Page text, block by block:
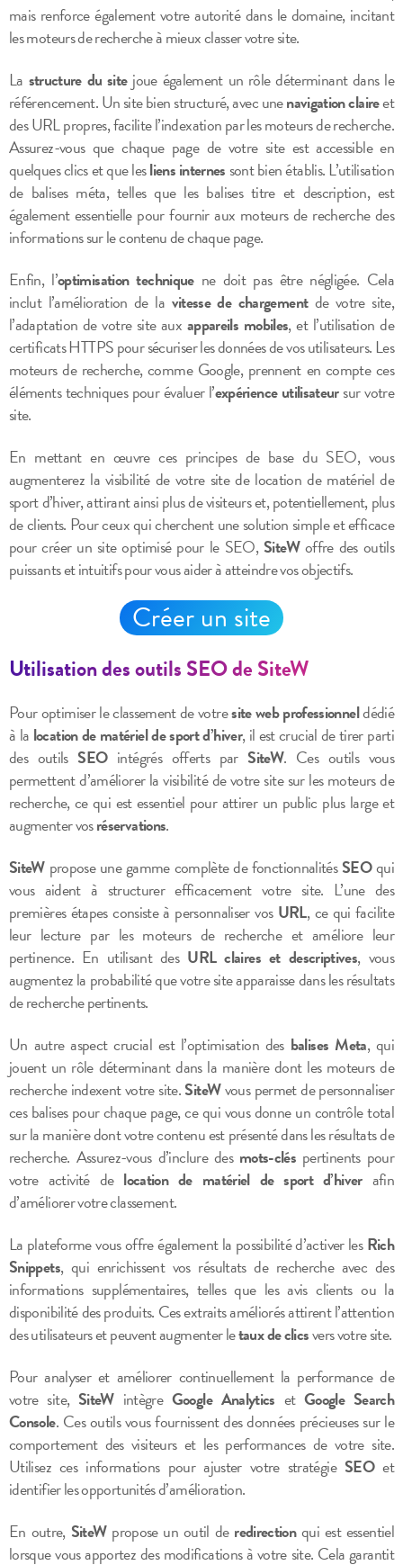
mais renforce également votre autorité dans le domaine, incitant
les moteurs de recherche à mieux classer votre site.
La structure du sitejoue également un rôle déterminant dans le
référencement. Un site bien structuré, avec unenavigation claireet
des URL propres, facilite l’indexation par les moteurs de recherche.
Assurez-vous que chaque page de votre site est accessible en
quelques clics et que lesliens internes sont bien établis. L’utilisation
de balises méta, telles que les balises titre et description, est
également essentielle pour fournir aux moteurs de recherche des
informations sur le contenu de chaque page.
Enfin, l’optimisation techniquene doit pas être négligée. Cela
inclut l’amélioration de la vitesse de chargementde votre site,
l’adaptation de votre site aux appareils mobiles, et l’utilisation de
certificats HTTPS pour sécuriser les données de vos utilisateurs. Les
moteurs de recherche, comme Google, prennent en compte ces
éléments techniques pour évaluer l’expérience utilisateursur votre
site.
En mettant en œuvre ces principes de base du SEO, vous
augmenterez la visibilité de votre site de location de matériel de
sport d’hiver, attirant ainsi plus de visiteurs et, potentiellement, plus
de clients. Pour ceux qui cherchent une solution simple et efficace
pour créer un site optimisé pour le SEO, SiteWoffre des outils
puissants et intuitifs pour vous aider à atteindre vos objectifs.
Créer un site
Utilisation des outils SEO de SiteW
Pour optimiser le classement de votresite web professionneldédié
à la location de matériel de sport d’hiver, il est crucial de tirer parti
des outils SEOintégrés offerts par SiteW. Ces outils vous
permettent d’améliorer la visibilité de votre site sur les moteurs de
recherche, ce qui est essentiel pour attirer un public plus large et
augmenter vosréservations.
SiteWpropose une gamme complète de fonctionnalitésSEOqui
vous aident à structurer efficacement votre site. L’une des
premières étapes consiste à personnaliser vos URL, ce qui facilite
leur lecture par les moteurs de recherche et améliore leur
pertinence. En utilisant des URL claires et descriptives, vous
augmentez la probabilité que votre site apparaisse dans les résultats
de recherche pertinents.
Un autre aspect crucial est l’optimisation des balises Meta, qui
jouent un rôle déterminant dans la manière dont les moteurs de
recherche indexent votre site.SiteWvous permet de personnaliser
ces balises pour chaque page, ce qui vous donne un contrôle total
sur la manière dont votre contenu est présenté dans les résultats de
recherche. Assurez-vous d’inclure des mots-clés pertinents pour
votre activité de location de matériel de sport d’hiverafin
d’améliorer votre classement.
La plateforme vous offre également la possibilité d’activer lesRich
Snippets, qui enrichissent vos résultats de recherche avec des
informations supplémentaires, telles que les avis clients ou la
disponibilité des produits. Ces extraits améliorés attirent l’attention
des utilisateurs et peuvent augmenter letaux de clicsvers votre site.
Pour analyser et améliorer continuellement la performance de
votre site, SiteWintègre Google Analytics et Google Search
Console. Ces outils vous fournissent des données précieuses sur le
comportement des visiteurs et les performances de votre site.
Utilisez ces informations pour ajuster votre stratégie SEOet
identifier les opportunités d’amélioration.
En outre, SiteWpropose un outil de redirectionqui est essentiel
lorsque vous apportez des modifications à votre site. Cela garantit